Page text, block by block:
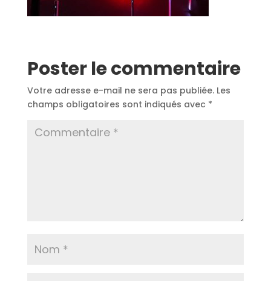
Poster le commentaire
Votre adresse e-mail ne sera pas publiée. Les
champs obligatoires sont indiqués avec *